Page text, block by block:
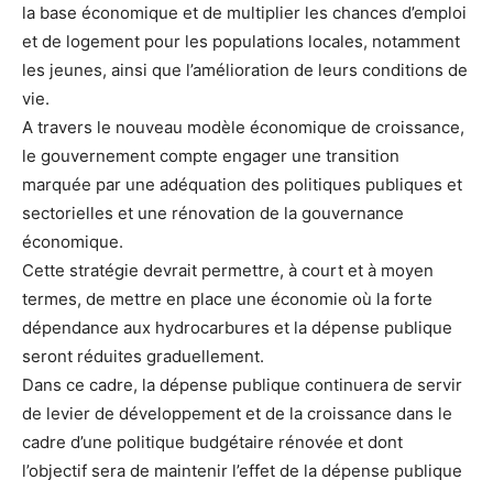
la base économique et de multiplier les chances d’emploi
et de logement pour les populations locales, notamment
les jeunes, ainsi que l’amélioration de leurs conditions de
vie.
A travers le nouveau modèle économique de croissance,
le gouvernement compte engager une transition
marquée par une adéquation des politiques publiques et
sectorielles et une rénovation de la gouvernance
économique.
Cette stratégie devrait permettre, à court et à moyen
termes, de mettre en place une économie où la forte
dépendance aux hydrocarbures et la dépense publique
seront réduites graduellement.
Dans ce cadre, la dépense publique continuera de servir
de levier de développement et de la croissance dans le
cadre d’une politique budgétaire rénovée et dont
l’objectif sera de maintenir l’effet de la dépense publique